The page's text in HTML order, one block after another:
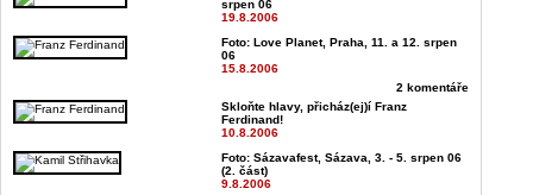
srpen 06
19.8.2006
Foto: Love Planet, Praha, 11. a 12. srpen
06
15.8.2006
2 komentáře
Skloňte hlavy, přicház(ej)í Franz
Ferdinand!
10.8.2006
Foto: Sázavafest, Sázava, 3. - 5. srpen 06
(2. část)
9.8.2006